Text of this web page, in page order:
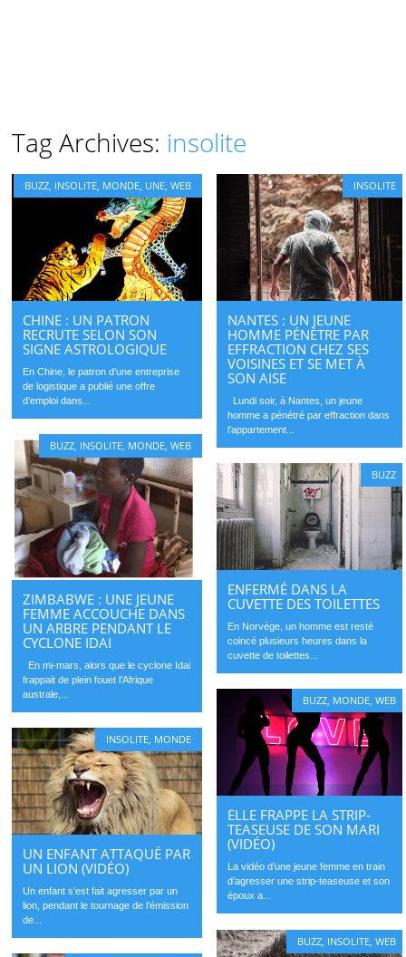
Tag Archives: insolite
BUZZ INSOLITE MONDE UNE ,WEB
CHINE : UN PATRON
RECRUTE SELON SON
SIGNE ASTROLOGIQUE
En Chine, le patron d’une entreprise
de logistique a publié une offre
d’emploi dans...
INSOLITE
NANTES : UN JEUNE
HOMME PÉNÈTRE PAR
EFFRACTION CHEZ SES
VOISINES ET SE MET À
SON AISE
Lundi soir, à Nantes, un jeune
homme a pénétré par effraction dans
l’appartement...
BUZZ INSOLITE MONDE ,WEB
ZIMBABWE : UNE JEUNE
FEMME ACCOUCHE DANS
UN ARBRE PENDANT LE
CYCLONE IDAI
En mi-mars, alors que le cyclone Idai
frappait de plein fouet l’Afrique
australe,...
BUZZ
ENFERMÉ DANS LA
CUVETTE DES TOILETTES
En Norvège, un homme est resté
coincé plusieurs heures dans la
cuvette de toilettes...
BUZZ, MONDE,WEB
ELLE FRAPPE LA STRIP-
TEASEUSE DE SON MARI
(VIDÉO)
La vidéo d’une jeune femme en train
d’agresser une strip-teaseuse et son
époux a...
INSOLITE MONDE
UN ENFANT ATTAQUÉ PAR
UN LION (VIDÉO)
Un enfant s’est fait agresser par un
lion, pendant le tournage de l’émission
de...
BUZZ INSOLITE ,WEB